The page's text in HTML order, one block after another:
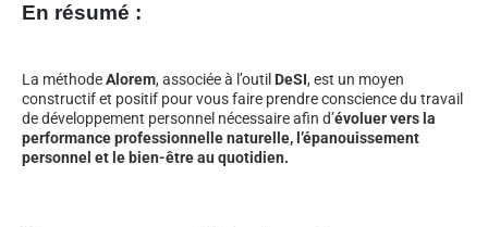
En résumé :
La méthodeAlorem, associée à l’outil DeSI, est un moyen
constructif et positif pour vous faire prendre conscience du travail
de développement personnel nécessaire afin d’évoluer vers la
performance professionnelle naturelle, l’épanouissement
personnel et le bien-être au quotidien.